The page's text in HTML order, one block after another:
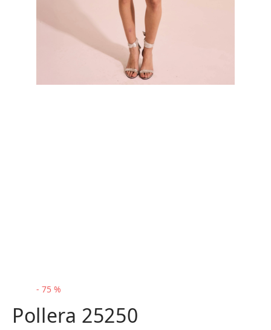
- 75 %
Pollera 25250